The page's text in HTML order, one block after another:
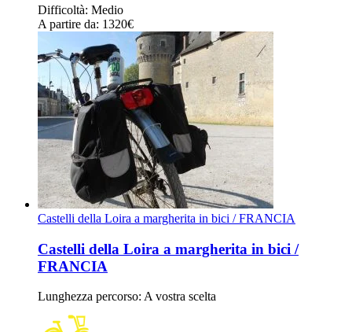
Difficoltà: Medio
A partire da: 1320€
Castelli della Loira a margherita in bici / FRANCIA
Castelli della Loira a margherita in bici /
FRANCIA
Lunghezza percorso: A vostra scelta